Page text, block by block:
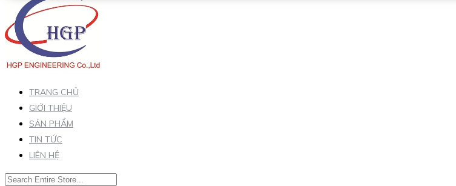
TRANG CHỦ
GIỚI THIỆU
SẢN PHẨM
TIN TỨC
LIÊN HỆ